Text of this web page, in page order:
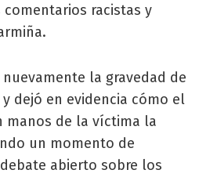
racistas y
la gravedad de
dejó en evidencia cómo el
manos de la víctima la
un momento de
abierto sobre los